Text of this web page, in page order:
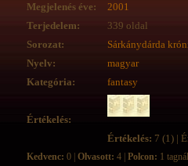
Megjelenés éve:
2001
Terjedelem:
339 oldal
Sorozat:
Sárkánydárda
Nyelv:
magyar
Kategória:
fantasy
Értékelés:
Értékelés: 7 (1) |
Kedvenc: 0 | Olvasott: 4 | Polcon: 1 tagnál